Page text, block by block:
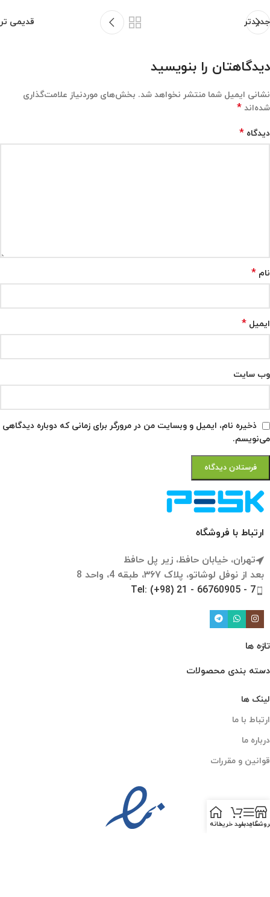
جدیدتر قدیمی تر
دیدگاهتان را بنویسید
نشانی ایمیل شما منتشر نخواهد شد. بخش‌های موردنیاز علامت‌گذاری
شده‌اند *
دیدگاه *
نام *
ایمیل *
وب‌ سایت
ذخیره نام، ایمیل و وبسایت من در مرورگر برای زمانی که دوباره دیدگاهی
می‌نویسم.
ارتباط با فروشگاه
تهران، خیابان حافظ، زیر پل حافظ
بعد از نوفل لوشاتو، پلاک ۳۶۷، طبقه 4، واحد 8
Tel: (+98) 21 - 66760905 - 7
تازه ها
دسته بندی محصولات
لینک ها
ارتباط با ما
درباره ما
قوانین و مقررات
سایدبارسبد خریدخانه